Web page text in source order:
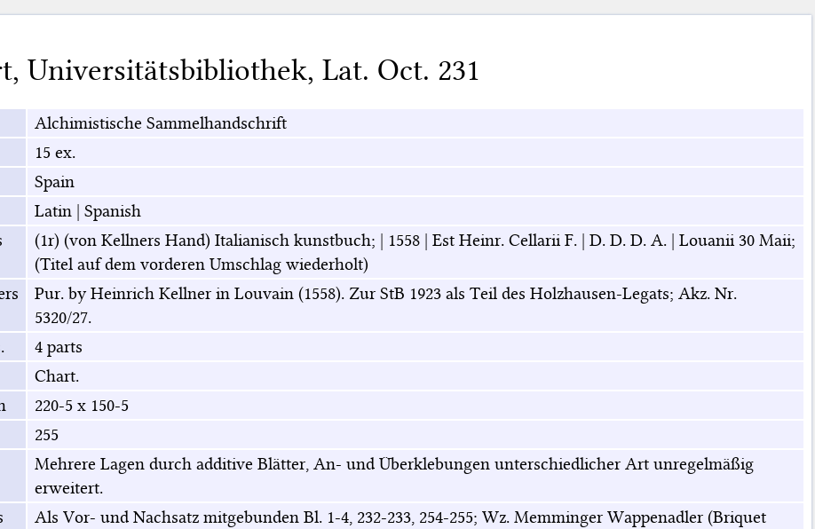
, Universitätsbibliothek, Lat. Oct. 231
Alchimistische Sammelhandschrift
15 ex.
Spain
Latin| Spanish
(1r) (von Kellners Hand) Italianisch kunstbuch; | 1558 | Est Heinr. Cellarii F. | D. D. D. A. | Louanii 30 Maii;
(Titel auf dem vorderen Umschlag wiederholt)
Pur. by Heinrich Kellner in Louvain (1558). Zur StB 1923 als Teil des Holzhausen-Legats; Akz. Nr.
5320/27.
4 parts
Chart.
220-5 x 150-5
255
Mehrere Lagen durch additive Blätter, An- und Überklebungen unterschiedlicher Art unregelmäßig
erweitert.
Als Vor- und Nachsatz mitgebunden Bl. 1-4, 232-233, 254-255; Wz. Memminger Wappenadler (Briquet